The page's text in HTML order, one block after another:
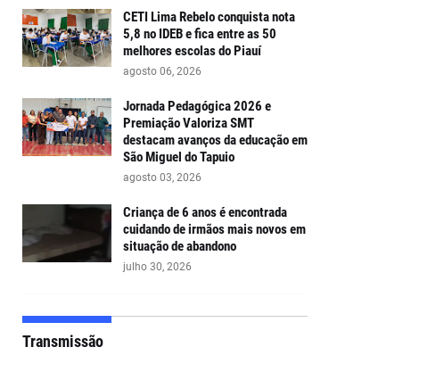
CETI Lima Rebelo conquista nota
5,8 no IDEB e fica entre as 50
melhores escolas do Piauí
agosto 06, 2026
Jornada Pedagógica 2026 e
Premiação Valoriza SMT
destacam avanços da educação em
São Miguel do Tapuio
agosto 03, 2026
Criança de 6 anos é encontrada
cuidando de irmãos mais novos em
situação de abandono
julho 30, 2026
Transmissão